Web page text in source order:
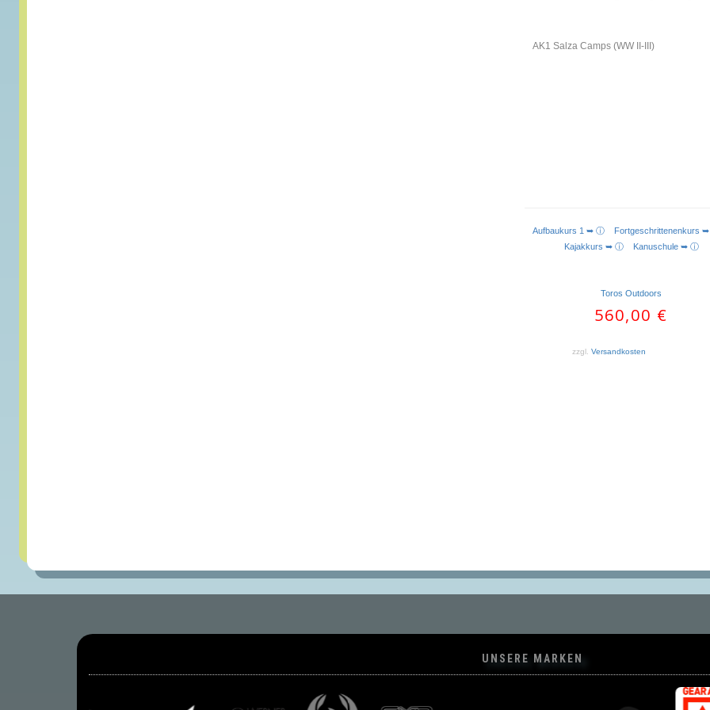
AK1 Salza Camps (WW II-III)
Aufbaukurs 1 ➥ ⓘ
Kajakkurs ➥ ⓘ Kanuschule ➥ ⓘ
Toros Outdoors
560,00 €
zzgl. Versandkosten
UNSERE MARKEN